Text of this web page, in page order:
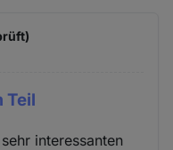
Teil
interessanten